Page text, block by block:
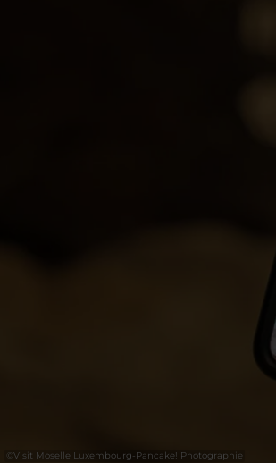
©Visit Moselle Luxembourg-Pancake! Photographie